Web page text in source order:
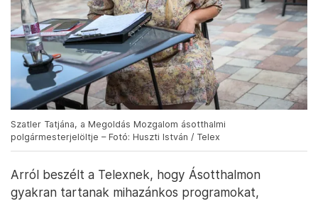
Szatler Tatjána, a Megoldás Mozgalom ásotthalmi
polgármesterjelöltje – Fotó: Huszti István / Telex
Arról beszélt a Telexnek, hogy Ásotthalmon
gyakran tartanak mihazánkos programokat,